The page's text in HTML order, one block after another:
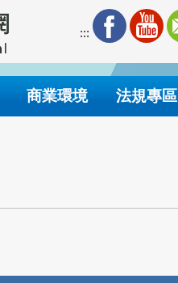
:::
商業環境 法規專區